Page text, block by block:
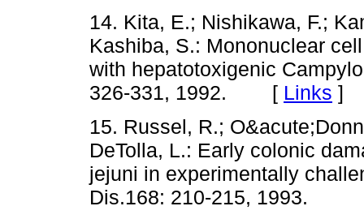
14. Kita, E.; Nishikawa, F.;
Kashiba, S.: Mononuclear
with hepatotoxigenic
326-331, 1992. [ Links ]
15. Russel, R.;
DeTolla, L.: Early colonic
jejuni in experimentally
Dis.168: 210-215, 1993.